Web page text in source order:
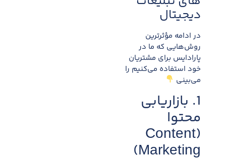
دیجیتال
در ادامه مؤثرترین
روش‌هایی که ما در
پارادایس برای مشتریان
خود استفاده می‌کنیم را
می‌بینی
1. بازاریابی
محتوا
(Content
Marketing)